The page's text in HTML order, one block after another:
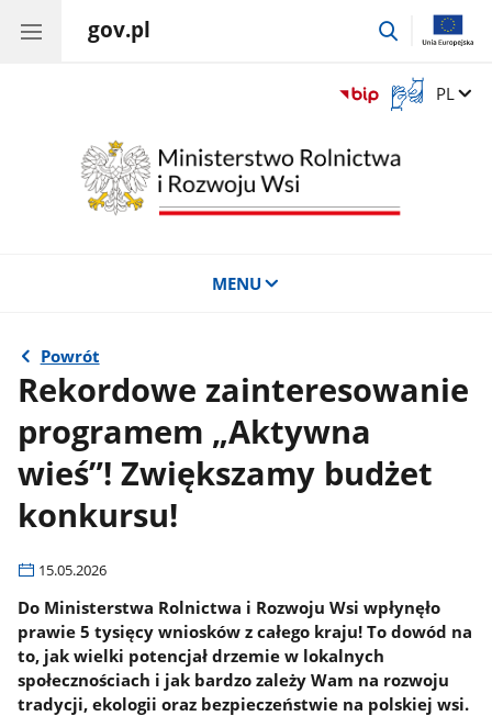
gov.pl
przejdź
Otwórz
okno
tłumaczem
migowego
Zmień
PL
MENU
Powrót
Rekordowe zainteresowanie
programem „Aktywna
wieś”! Zwiększamy budżet
konkursu!
15.05.2026
Do Ministerstwa Rolnictwa i Rozwoju Wsi wpłynęło
prawie 5 tysięcy wniosków z całego kraju! To dowód na
to, jak wielki potencjał drzemie w lokalnych
społecznościach i jak bardzo zależy Wam na rozwoju
tradycji, ekologii oraz bezpieczeństwie na polskiej wsi.